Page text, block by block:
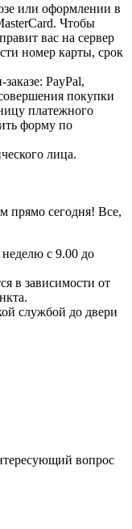
или оформлении в
Чтобы
вас на сервер
номер карты, срок
PayPal,
покупки
платежного
форму по
лица.
прямо сегодня! Все,
неделю с 9.00 до
в зависимости от
службой до двери
вопрос